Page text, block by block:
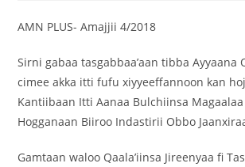
AMN PLUS- Amajjii 4/2018
Sirni gabaa tasgabbaa’aan tibba Ayyaana
cimee akka itti fufu xiyyeeffannoon kan
Kantiibaan Itti Aanaa Bulchiinsa
Hogganaan Biiroo Indastirii Obbo
Gamtaan waloo Qaala’iinsa Jireenyaa fi